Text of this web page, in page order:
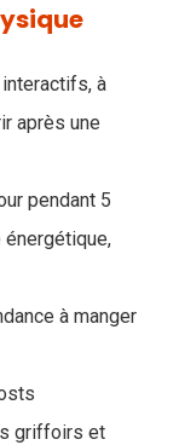
à
après une
pendant 5
à manger
griffoirs et